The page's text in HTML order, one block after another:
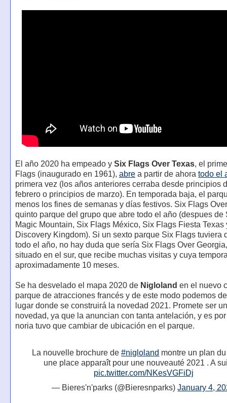
El año 2020 ha empeado y Six Flags Over Texas, el
Flags (inaugurado en 1961), abrea partir de ahora todo el
primera vez (los años anteriores cerraba desde principios
febrero o principios de marzo). En temporada baja, el
menos los fines de semanas y días festivos. Six Flags
quinto parque del grupo que abre todo el año (despues de
Magic Mountain, Six Flags México, Six Flags Fiesta Texas
Discovery Kingdom). Si un sexto parque Six Flags tuviera
todo el año, no hay duda que sería Six Flags Over
situado en el sur, que recibe muchas visitas y cuya
aproximadamente 10 meses.
Se ha desvelado el mapa 2020 de Nigloland en el nuevo
parque de atracciones francés y de este modo podemos
lugar donde se construirá la novedad 2021. Promete ser
novedad, ya que la anuncian con tanta antelación, y es
noria tuvo que cambiar de ubicación en el parque.
La nouvelle brochure de#nigloland montre un plan
une place apparaît pour une nouveauté 2021 . A
pic.twitter.com/NKesVGFiDj
— Bieres'n'parks (@Bieresnparks)January 4,